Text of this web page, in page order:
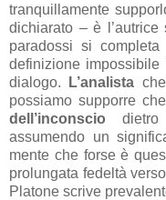
tranquillamente
dichiarato – è
paradossi si completa
definizione
dialogo.
L’analista
possiamo supporre
dell’inconscio
assumendo un
mente che forse è
prolungata fedeltà
Platone scrive